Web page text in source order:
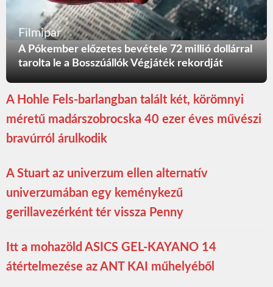
Filmipar
A Pókember előzetes bevétele 72 millió dollárral
tarolta le a Bosszúállók Végjáték rekordját
A Hohle Fels-barlangban talált két, körömnyi
méretű madárszobrocska 40 ezer éves művészi
bravúrról árulkodik
A Stuart az univerzum ellen alternatív
univerzumában egy keménykezű
gerillavezérként tér vissza Penny
Itt a mohazöld ASICS GEL-KAYANO 14
átértelmezése az ANT KAI műhelyéből